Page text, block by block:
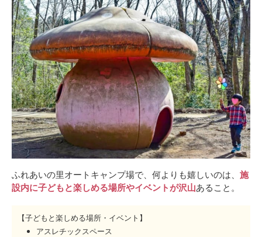
ふれあいの里オートキャンプ場で、何よりも嬉しいのは、 施
設内に子どもと楽しめる場所やイベントが沢山あること。
【子どもと楽しめる場所・イベント】
アスレチックスペース